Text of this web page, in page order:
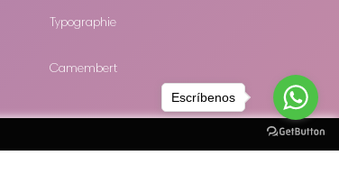
Typographie
Camembert
Escríbenos